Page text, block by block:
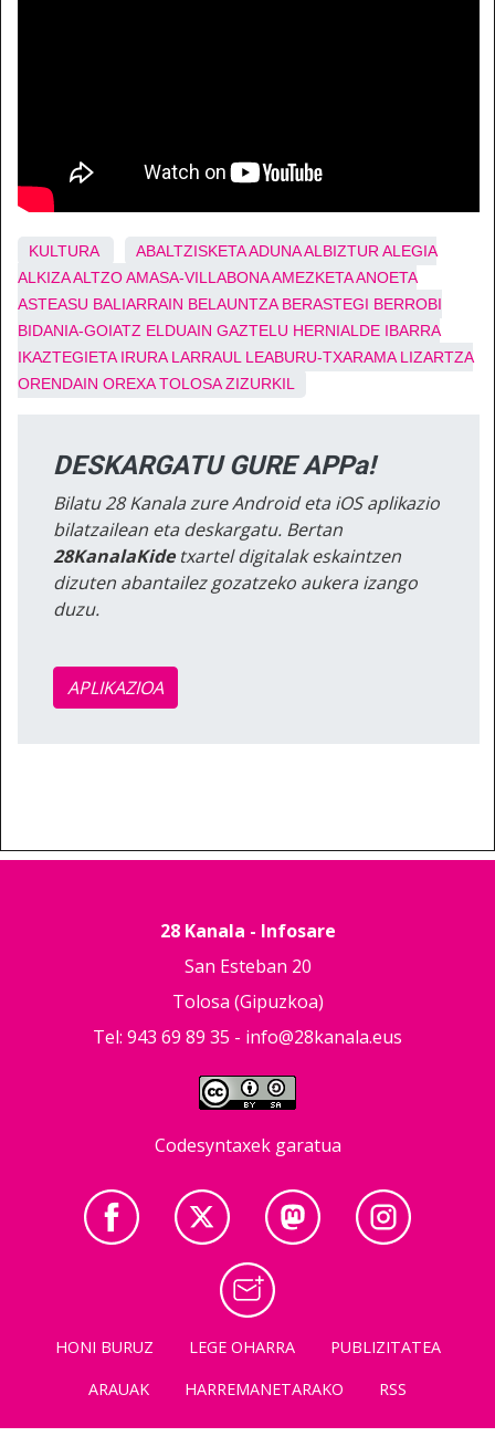
KULTURA ABALTZISKETAADUNAALBIZTURALEGIA
ALKIZAALTZOAMASA-VILLABONAAMEZKETAANOETA
ASTEASU BALIARRAIN BELAUNTZA BERASTEGI BERROBI
BIDANIA-GOIATZ ELDUAIN GAZTELU HERNIALDE IBARRA
IKAZTEGIETA IRURA LARRAUL LEABURU-TXARAMA LIZARTZA
ORENDAIN OREXA TOLOSA ZIZURKIL
DESKARGATU GURE APPa!
Bilatu 28 Kanala zure Android eta iOS aplikazio
bilatzailean eta deskargatu. Bertan
28KanalaKidetxartel digitalak eskaintzen
dizuten abantailez gozatzeko aukera izango
duzu.
APLIKAZIOA
28 Kanala - Infosare
San Esteban 20
Tolosa (Gipuzkoa)
Tel: 943 69 89 35 - info@28kanala.eus
Codesyntaxek garatua
HONI BURUZ LEGE OHARRA
PUBLIZITATEA
ARAUAK
HARREMANETARAKO RSS